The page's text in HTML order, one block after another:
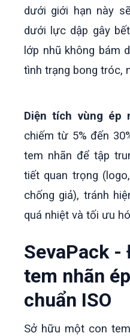
dưới giới hạn này
dưới lực dập gây
lớp nhũ không bám
tình trạng bong tróc,
Diện tích vùng ép
chiếm từ 5% đến
tem nhãn để tập
tiết quan trọng
chống giả), tránh
quá nhiệt và tối ưu
SevaPack -
tem nhãn
chuẩn ISO
Sở hữu một con